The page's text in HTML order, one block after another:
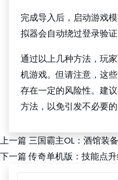
完成导入后，启动游戏
拟器会自动绕过登录验证
通过以上几种方法，玩
机游戏。但请注意，这
存在一定的风险性。建
方法，以免引发不必要的
上一篇三国霸主OL：酒馆装
下一篇 传奇单机版：技能点